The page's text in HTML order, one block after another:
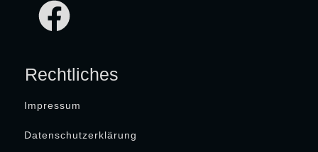
Rechtliches
Impressum
Datenschutzerklärung